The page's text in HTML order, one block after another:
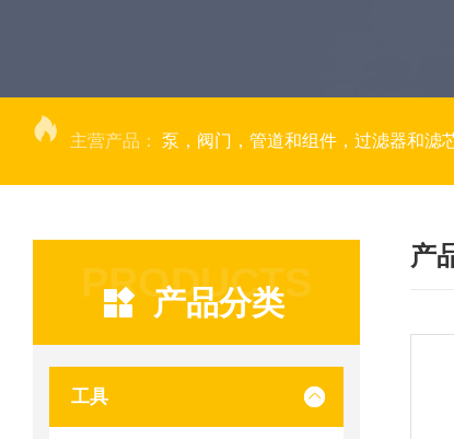
主营产品： 泵，阀门，管道和组件，过滤器和滤
PRODUCTS
产品分类
工具
产